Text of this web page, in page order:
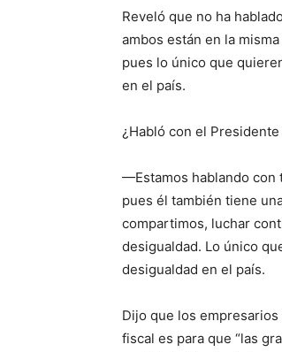
Reveló que no ha
ambos están en la
pues lo único que
en el país.
¿Habló con el
—Estamos hablando con
pues él también tiene
compartimos, luchar
desigualdad. Lo único
desigualdad en el país.
Dijo que los
fiscal es para que “las